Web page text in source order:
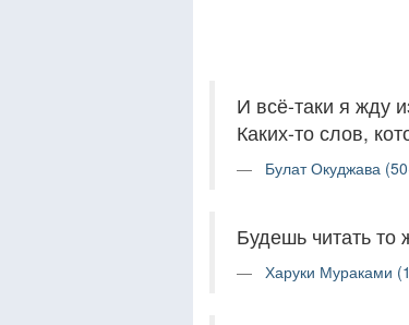
И всё-таки я жду
Каких-то слов,
Булат Окуджава
Будешь читать то
Харуки Мураками